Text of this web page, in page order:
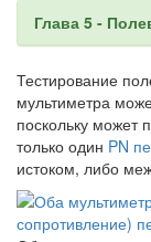
Глава 5 -
Тестирование
мультиметра
поскольку может
только один PN
истоком, либо